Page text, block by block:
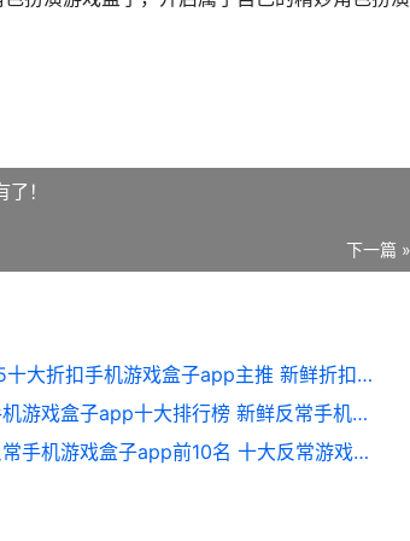
了！
下一篇 »
2025十大折扣手机游戏盒子app主推 新鲜折扣手机游戏盒子app概括 最全的折扣手游app
BT手机游戏盒子app十大排行榜 新鲜反常手机游戏盒子app主推概括 bt手机游戏盒子8
BT反常手机游戏盒子app前10名 十大反常游戏盒子app排行 手机bt游戏平台有哪些